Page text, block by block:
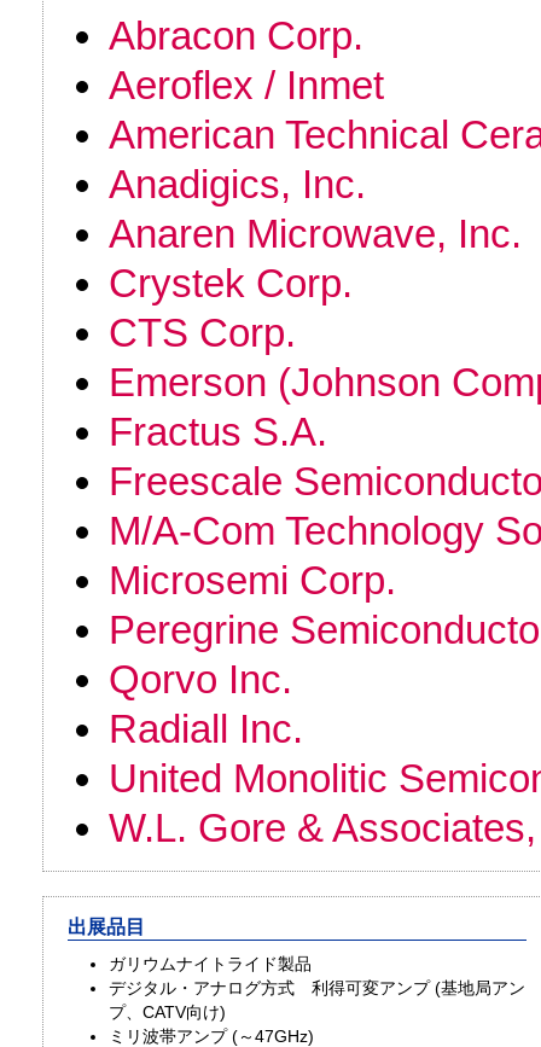
Abracon Corp.
Aeroflex / Inmet
American Technical
Anadigics, Inc.
Anaren Microwave, Inc.
Crystek Corp.
CTS Corp.
Emerson (Johnson
Fractus S.A.
Freescale
M/A-Com Technology
Microsemi Corp.
Peregrine
Qorvo Inc.
Radiall Inc.
United Monolitic
W.L. Gore &
出展品目
ガリウムナイトライド製品
デジタル・アナログ方式 利得可変アンプ (基地局アン
プ、CATV向け)
ミリ波帯アンプ (～47GHz)